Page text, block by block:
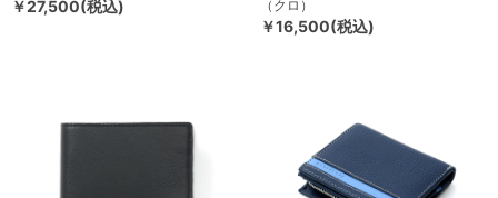
￥27,500(税込) （クロ）
￥16,500(税込)